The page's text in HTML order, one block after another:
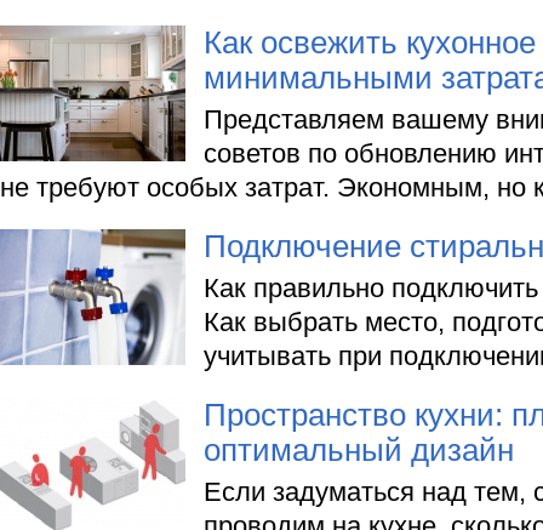
Как освежить
минимальными
Представляем вашему
советов по обновлению
не требуют особых затрат. Экономным, но
Подключение
Как правильно
Как выбрать место,
учитывать при
Пространство кухни:
оптимальный дизайн
Если задуматься над тем,